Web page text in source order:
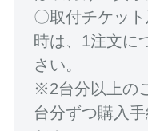
〇取付チケッ
時は、1注文に
さい。
※2台分以上の
台分ずつ購入